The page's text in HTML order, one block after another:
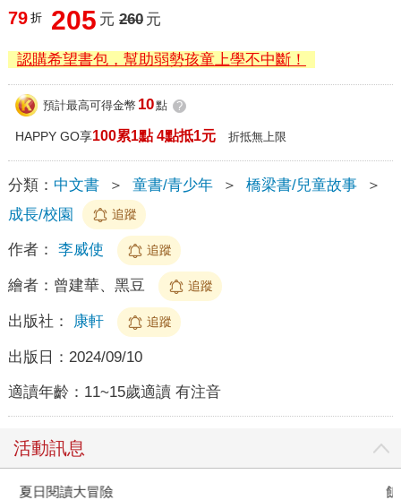
79 折 205 元 260 元
認購希望書包，幫助弱勢孩童上學不中斷！
預計最高可得金幣 10點 ?
HAPPY GO享100累1點 4點抵1元 折抵無上限
分類： 中文書 ＞ 童書/青少年 ＞ 橋梁書/兒童故事
＞
成長/校園
追蹤
作者： 李威使 追蹤
繪者： 曾建華、黑豆 追蹤
出版社： 康軒 追蹤
出版日： 2024/09/10
適讀年齡： 11~15歲適讀 有注音
活動訊息
夏日閱讀大冒險